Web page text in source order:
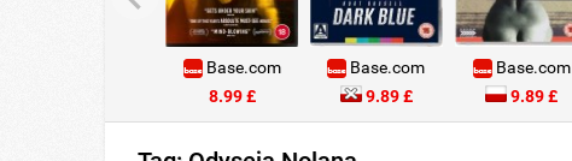
Base.com
8.99 £
Base.com
9.89 £
Base.com
9.89 £